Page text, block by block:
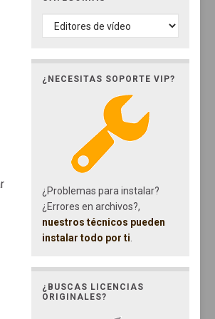
CATEGORÍAS
¿NECESITAS SOPORTE VIP?
¿Problemas para instalar?
¿Errores en archivos?,
nuestros técnicos pueden
instalar todo por ti
¿BUSCAS LICENCIAS
ORIGINALES?